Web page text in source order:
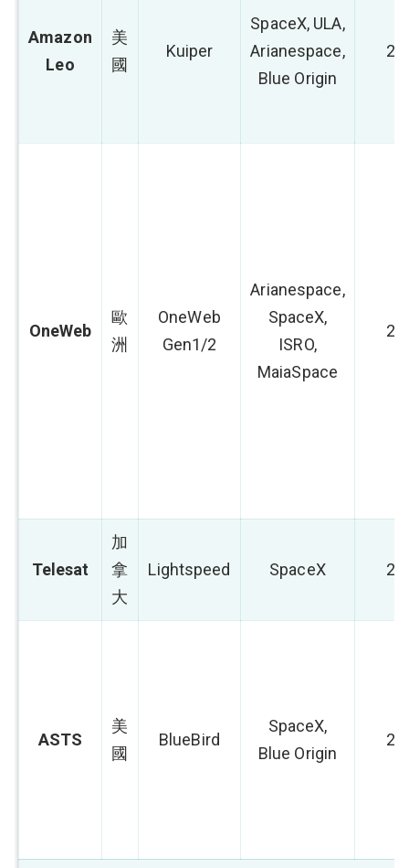
Amazon
Leo
美
國
Kuiper
SpaceX, ULA,
Arianespace,
Blue Origin
OneWeb
歐
洲
OneWeb
Gen1/2
Arianespace,
SpaceX,
ISRO,
MaiaSpace
Telesat
加
拿
大
Lightspeed SpaceX
ASTS
美
國
BlueBird
SpaceX,
Blue Origin